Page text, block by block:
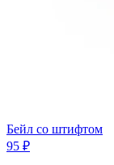
Бейл co штифтом
95 ₽